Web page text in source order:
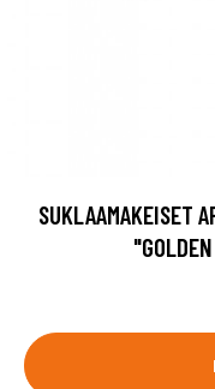
SUKLAAMAKEISET